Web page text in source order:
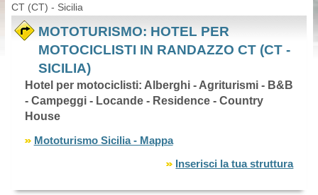
CT (CT) - Sicilia
MOTOTURISMO: HOTEL PER
MOTOCICLISTI IN RANDAZZO CT (CT -
SICILIA)
Hotel per motociclisti: Alberghi - Agriturismi - B&B
- Campeggi - Locande - Residence - Country
House
Mototurismo Sicilia - Mappa
Inserisci la tua struttura